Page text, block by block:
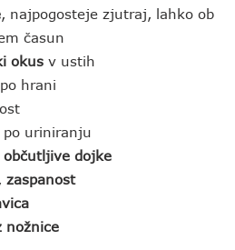
, najpogosteje zjutraj, lahko ob
časun
okus v ustih
hrani
po uriniranju
občutljive dojke
zaspanost
nožnice